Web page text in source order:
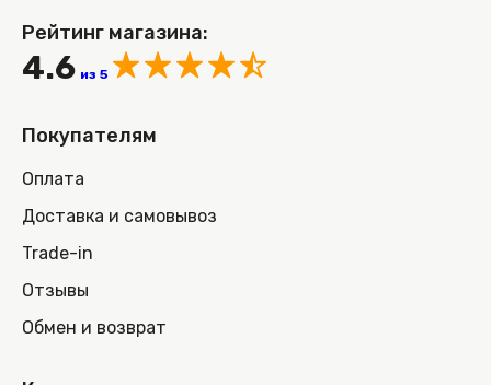
Рейтинг магазина:
4.6 из 5
Покупателям
Оплата
Доставка и самовывоз
Trade-in
Отзывы
Обмен и возврат